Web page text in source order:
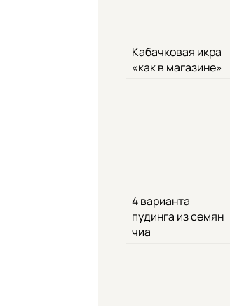
Кабачковая икра
«как в магазине»
4 варианта
пудинга из семян
чиа